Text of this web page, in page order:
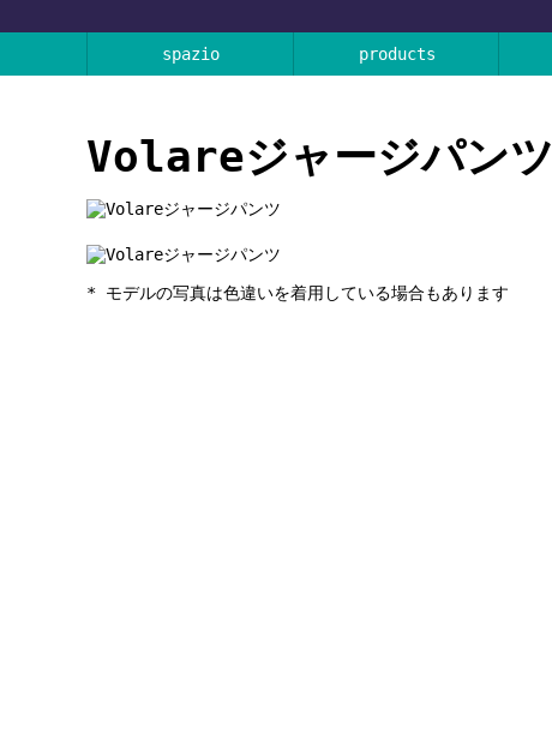
spazio products
Volareジャージパンツ
* モデルの写真は色違いを着用している場合もあります